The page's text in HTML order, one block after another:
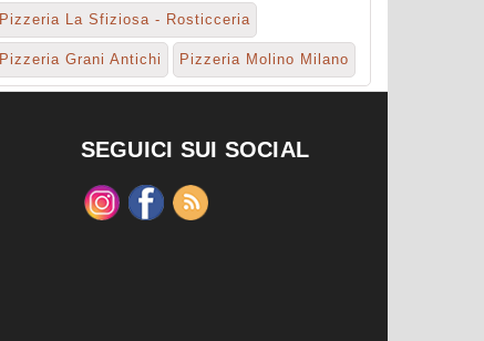
Pizzeria La Sfiziosa - Rosticceria
Pizzeria Grani Antichi Pizzeria Molino Milano
SEGUICI SUI SOCIAL